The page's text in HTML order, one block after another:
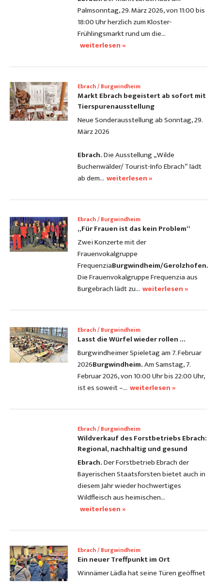
Palmsonntag, 29. März 2026, von 11:00 bis
18:00 Uhr herzlich zum Kloster-
Frühlingsmarkt rund um die…
weiterlesen »
Ebrach / Burgwindheim
Markt Ebrach begeistert ab sofort mit
Tierspurenausstellung
Neue Sonderausstellung ab Sonntag, 29.
März 2026
Ebrach.Die Ausstellung „Wilde
Buchenwälder/ Tourist-Info Ebrach“ lädt
ab dem… weiterlesen »
Ebrach / Burgwindheim
„Für Frauen ist das kein Problem“
Zwei Konzerte mit der
Frauenvokalgruppe
FrequenziaBurgwindheim/Gerolzhofen.
Die Frauenvokalgruppe Frequenzia aus
Burgebrach lädt zu… weiterlesen »
Ebrach / Burgwindheim
Lasst die Würfel wieder rollen ...
Burgwindheimer Spieletag am 7. Februar
2026Burgwindheim.Am Samstag, 7.
Februar 2026, von 10:00 Uhr bis 22:00 Uhr,
ist es soweit –… weiterlesen »
Ebrach / Burgwindheim
Wildverkauf des Forstbetriebs Ebrach:
Regional, nachhaltig und gesund
Ebrach.Der Forstbetrieb Ebrach der
Bayerischen Staatsforsten bietet auch in
diesem Jahr wieder hochwertiges
Wildfleisch aus heimischen…
weiterlesen »
Ebrach / Burgwindheim
Ein neuer Treffpunkt im Ort
Winnämer Lädla hat seine Türen geöffnet